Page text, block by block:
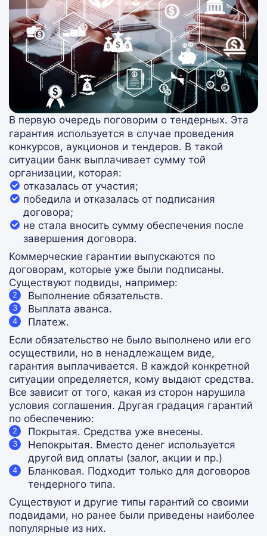
В первую очередь поговорим о тендерных. Эта
гарантия используется в случае проведения
конкурсов, аукционов и тендеров. В такой
ситуации банк выплачивает сумму той
организации, которая:
отказалась от участия;
победила и отказалась от подписания
договора;
не стала вносить сумму обеспечения после
завершения договора.
Коммерческие гарантии выпускаются по
договорам, которые уже были подписаны.
Существуют подвиды, например:
Выполнение обязательств.
Выплата аванса.
Платеж.
Если обязательство не было выполнено или его
осуществили, но в ненадлежащем виде,
гарантия выплачивается. В каждой конкретной
ситуации определяется, кому выдают средства.
Все зависит от того, какая из сторон нарушила
условия соглашения. Другая градация гарантий
по обеспечению:
Покрытая. Средства уже внесены.
Непокрытая. Вместо денег используется
другой вид оплаты (залог, акции и пр.)
Бланковая. Подходит только для договоров
тендерного типа.
Существуют и другие типы гарантий со своими
подвидами, но ранее были приведены наиболее
популярные из них.